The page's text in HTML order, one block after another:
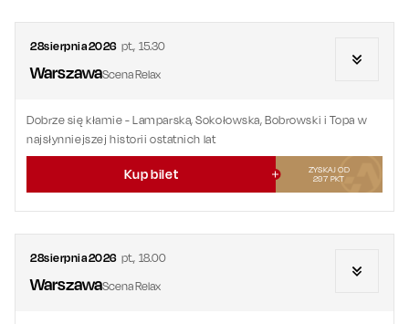
28sierpnia2026 pt., 15.30
WarszawaScena Relax
Dobrze się kłamie - Lamparska, Sokołowska, Bobrowski i Topa w
najsłynniejszej historii ostatnich lat
Kup bilet
ZYSKAJ OD
297 PKT
28sierpnia2026 pt., 18.00
WarszawaScena Relax